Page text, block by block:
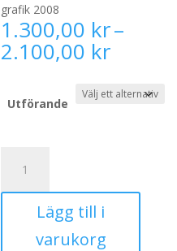
grafik 2008
1.300,00 kr–
2.100,00 kr
till
Utförande
eared
owl
Lägg till i
varukorg